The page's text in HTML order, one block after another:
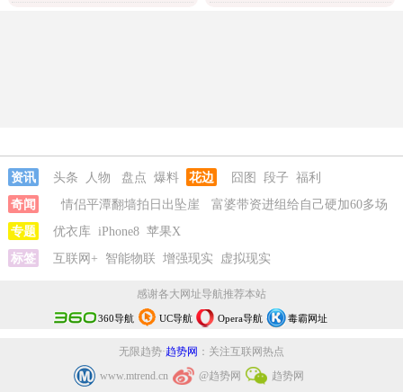
资讯 头条 人物 盘点 爆料 花边 囧图 段子 福利
奇闻
情侣平潭翻墙拍日出坠崖
富婆带资进组给自己硬加60多场
吻戏
专题 优衣库 iPhone8 苹果X
标签
互联网+ 智能物联 增强现实 虚拟现实
感谢各大网址导航推荐本站
360导航 UC导航 Opera导航 毒霸网址
无限趋势·趋势网 ：关注互联网热点
www.mtrend.cn
@趋势网 趋势网